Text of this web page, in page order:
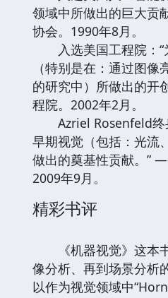
领域中所做出的巨大
协会。1990年8月。
入选美国工程院：“
（特别是在：通过图
的研究中）所做出的
程院。2002年2月。
Azriel Rosenfeld终
早期视觉（包括：光流
做出的奠基性贡献。”
2009年9月。
精彩书评
《机器视觉》这本
像分析、再到场景分析
以作为视觉领域中